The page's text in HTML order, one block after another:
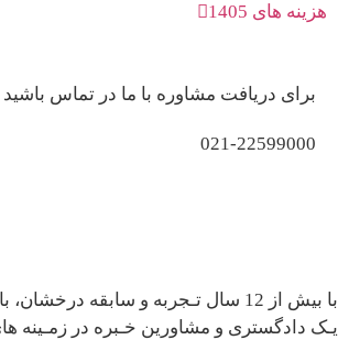
هزینه های 1405
برای دریافت مشاوره با ما در تماس باشید
021-22599000
با بیش از 12 سال تـجربه و سابقه
یـک دادگستری و مشاورین خـبره در زمـینه